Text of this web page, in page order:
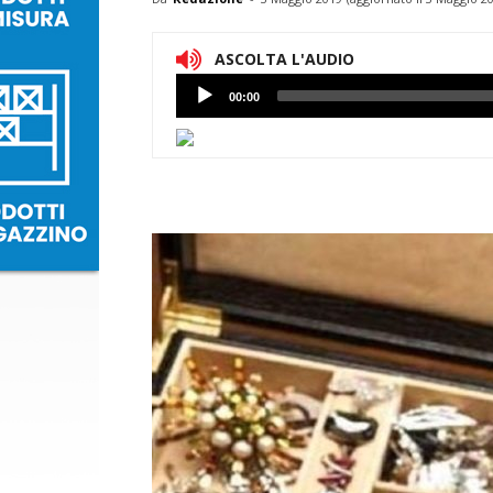
ASCOLTA L'AUDIO
Lettore
Audio
00:00